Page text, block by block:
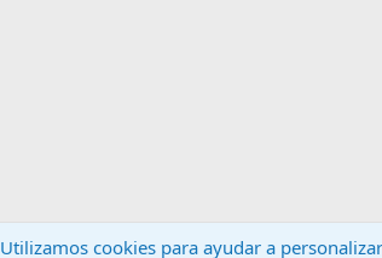
Utilizamos cookies para ayudar a